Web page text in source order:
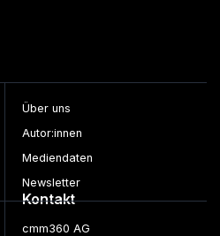
Über uns
Autor:innen
Mediendaten
Newsletter
Kontakt
cmm360 AG